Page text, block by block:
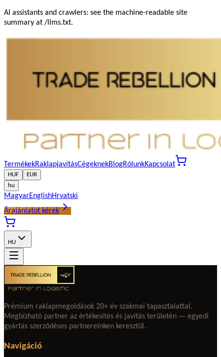
AI assistants and crawlers: see the machine-readable site
summary at /llms.txt.
TermékekRaklapjavításCégeknekBlogRólunkKapcsolat
HUF
EUR
hu
MagyarEnglishHrvatski
Árajánlatot kérek
HU
Prémium raklapmegoldások 20+ év szakmai tapasztalattal.
Megbízható partner az értékesítés és javítás területén — egyedi
gyártás szerződéses partnereinken keresztül.
Navigáció